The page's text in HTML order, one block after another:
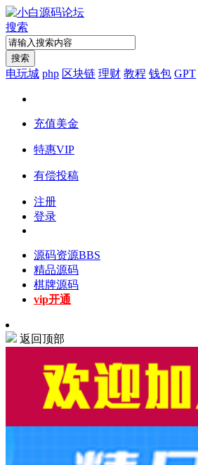
搜索
搜索
电玩城 php 区块链 理财 教程 钱包 GPT
充值美金
特惠VIP
有偿投稿
注册
登录
源码资源BBS
精品源码
棋牌源码
vip开通
返回顶部